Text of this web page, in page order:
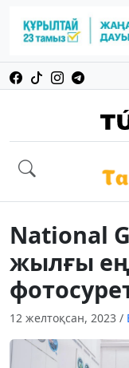
National
жылғы ең
12 желтоқсан, 2023 /